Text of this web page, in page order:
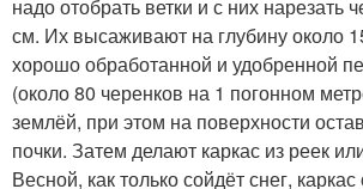
надо отобрать ветки и с них нарезать
см. Их высаживают на глубину около
хорошо обработанной и удобренной
(около 80 черенков на 1 погонном
землёй, при этом на поверхности
почки. Затем делают каркас из реек
Весной, как только сойдёт снег,